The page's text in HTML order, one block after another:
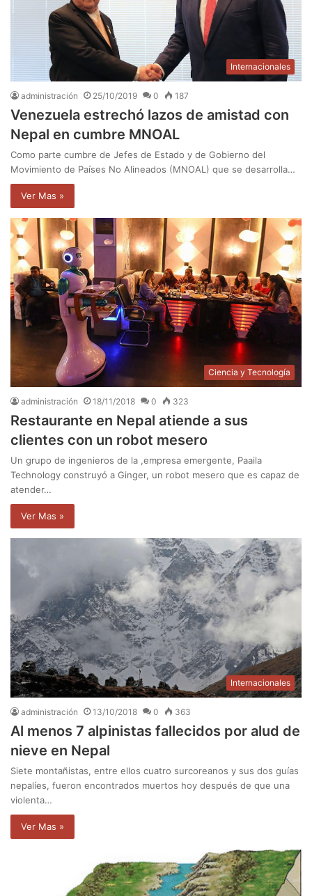
Internacionales
administración 25/10/2019 0 187
Venezuela estrechó lazos de amistad con
Nepal en cumbre MNOAL
Como parte cumbre de Jefes de Estado y de Gobierno del
Movimiento de Países No Alineados (MNOAL) que se desarrolla…
Ver Mas »
Ciencia y Tecnología
administración 18/11/2018 0 323
Restaurante en Nepal atiende a sus
clientes con un robot mesero
Un grupo de ingenieros de la ,empresa emergente, Paaila
Technology construyó a Ginger, un robot mesero que es capaz de
atender…
Ver Mas »
Internacionales
administración 13/10/2018 0 363
Al menos 7 alpinistas fallecidos por alud de
nieve en Nepal
Siete montañistas, entre ellos cuatro surcoreanos y sus dos guías
nepalíes, fueron encontrados muertos hoy después de que una
violenta…
Ver Mas »